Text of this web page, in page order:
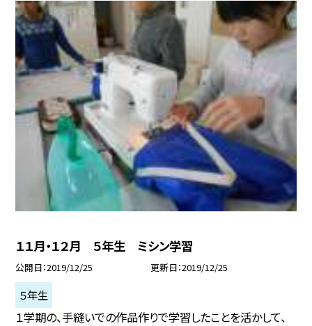
１１月・１２月 ５年生 ミシン学習
公開日 2019/12/25 更新日 2019/12/25
５年生
１学期の、手縫いでの作品作りで学習したことを活かして、